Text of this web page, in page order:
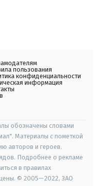
пользования
конфиденциальности
информация
обозначены словами
Материалы с пометкой
авторов и героев.
Подробнее о рекламе
в правилах
© 2005—2022, ЗАО